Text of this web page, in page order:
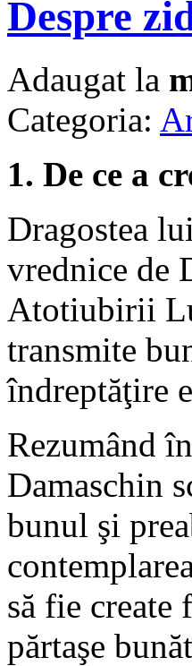
Despre
Adaugat la
Categoria:
1. De ce a
Dragostea
vrednice de
Atotiubirii
transmite
îndreptăţire
Rezumând
Damaschin
bunul şi
să fie create
părtaşe